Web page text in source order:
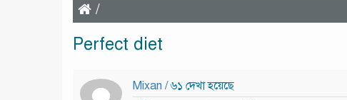
/
Perfect diet
Mixan / ৬১ দেখা হয়েছে